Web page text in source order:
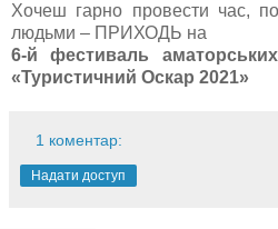
Хочеш гарно провести час,
людьми – ПРИХОДЬ на
6-й фестиваль
«Туристичний Оскар 2021»
1 коментар:
Надати доступ